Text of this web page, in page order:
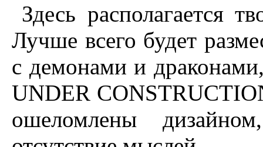
Здесь располагается
Лучше всего будет
с демонами и
UNDER
ошеломлены